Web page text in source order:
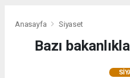
Anasayfa Siyaset
Bazı